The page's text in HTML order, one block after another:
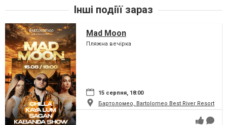
Інші подіїї зараз
Mad Moon
Пляжна вечірка
15 серпня, 18:00
Бартоломео, Bartolomeo Best River Resort